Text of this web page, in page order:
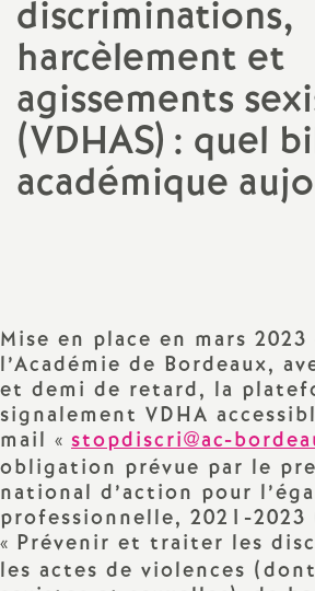
discriminations,
harcèlement et
agissements
(VDHAS) : quel
académique
Mise en place en mars 2023
l’Académie de Bordeaux,
et demi de retard, la
signalement VDHA
mail « stopdiscri@ac-
obligation prévue par le
national d’action pour
professionnelle, 2021-2023
« Prévenir et traiter les
les actes de violences